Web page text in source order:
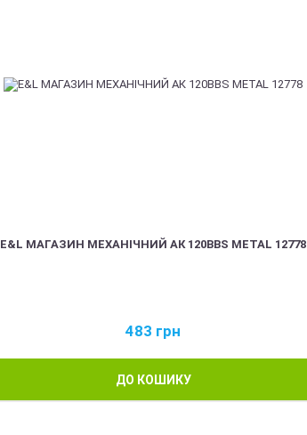
E&L МАГАЗИН МЕХАНІЧНИЙ АК 120BBS METAL 12778
483 грн
ДО КОШИКУ